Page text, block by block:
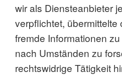
wir als Diensteanbieter
verpflichtet,
fremde Informationen
nach Umständen zu
rechtswidrige Tätigkeit